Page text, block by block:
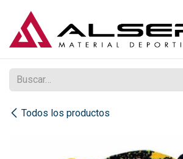
Todos los productos